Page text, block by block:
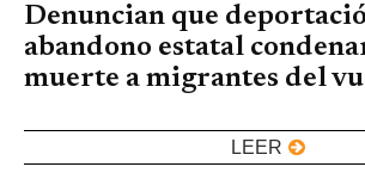
Denuncian que
abandono estatal
muerte a migrantes del
LEER